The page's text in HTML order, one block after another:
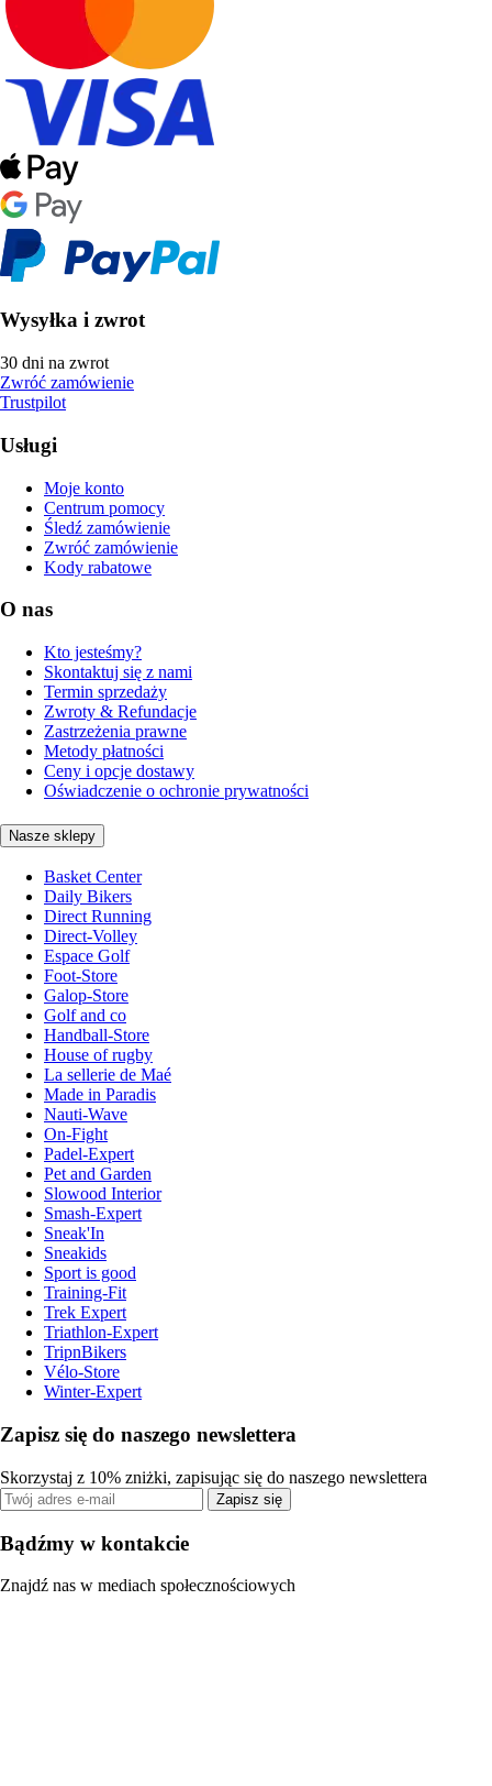
Wysyłka i zwrot
30 dni na zwrot
Zwróć zamówienie
Trustpilot
Usługi
Moje konto
Centrum pomocy
Śledź zamówienie
Zwróć zamówienie
Kody rabatowe
O nas
Kto jesteśmy?
Skontaktuj się z nami
Termin sprzedaży
Zwroty & Refundacje
Zastrzeżenia prawne
Metody płatności
Ceny i opcje dostawy
Oświadczenie o ochronie prywatności
Nasze sklepy
Basket Center
Daily Bikers
Direct Running
Direct-Volley
Espace Golf
Foot-Store
Galop-Store
Golf and co
Handball-Store
House of rugby
La sellerie de Maé
Made in Paradis
Nauti-Wave
On-Fight
Padel-Expert
Pet and Garden
Slowood Interior
Smash-Expert
Sneak'In
Sneakids
Sport is good
Training-Fit
Trek Expert
Triathlon-Expert
TripnBikers
Vélo-Store
Winter-Expert
Zapisz się do naszego newslettera
Skorzystaj z 10% zniżki, zapisując się do naszego newslettera
Zapisz się
Bądźmy w kontakcie
Znajdź nas w mediach społecznościowych